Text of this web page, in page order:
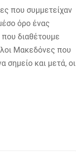
που συμμετείχαν
όρο ένας
που διαθέτουμε
Μακεδόνες που
σημείο και μετά, οι